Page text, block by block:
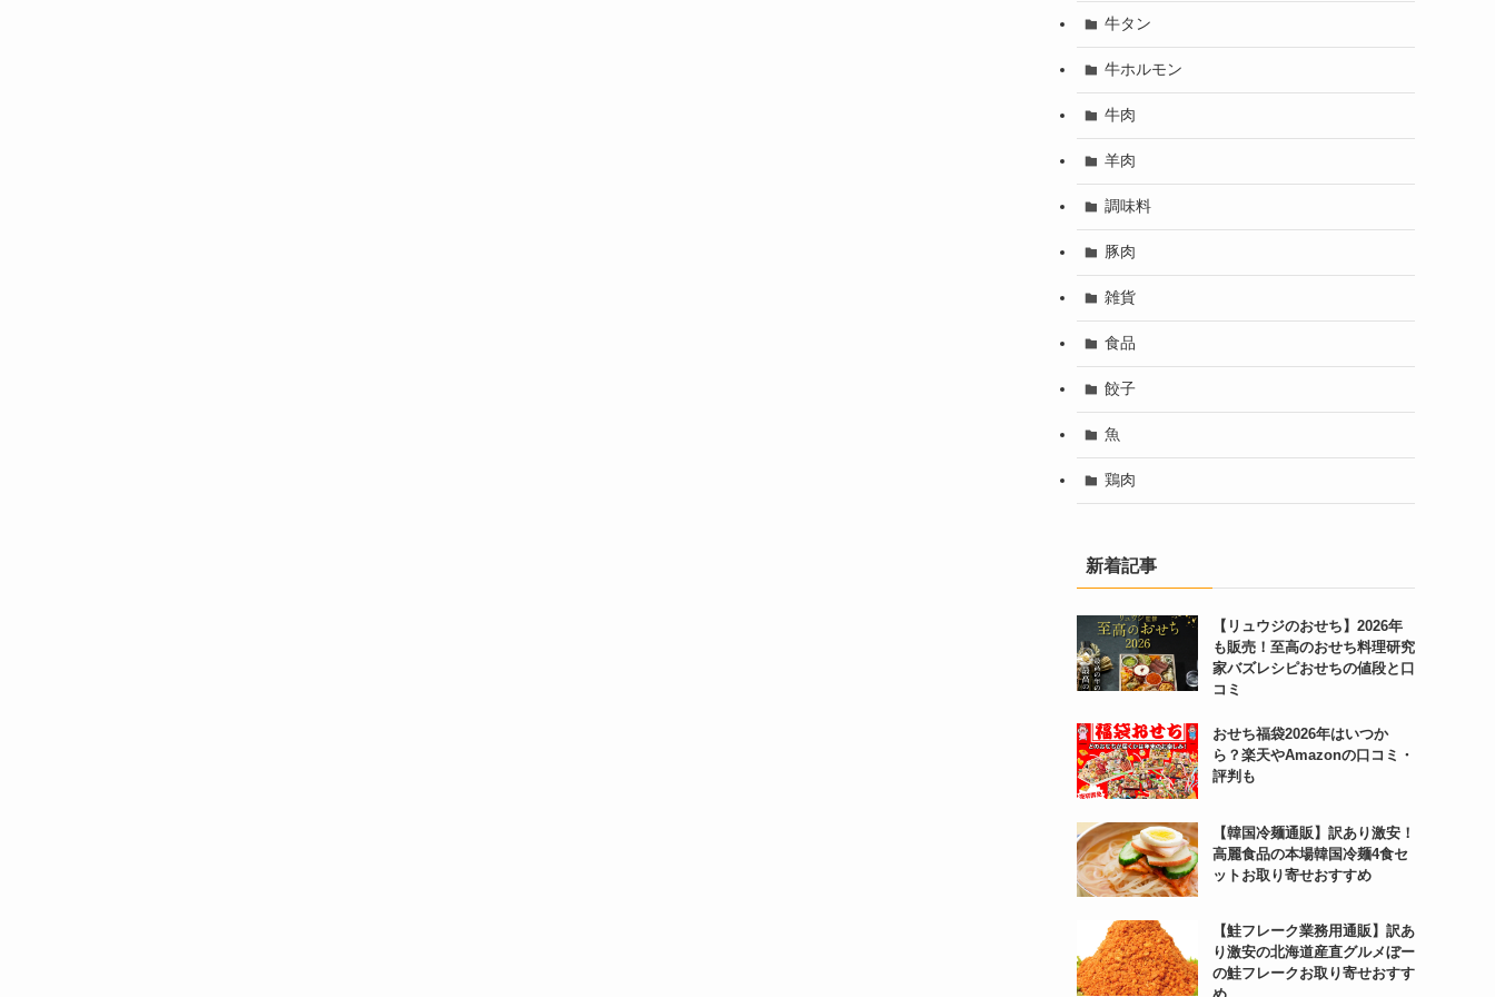
牛タン
牛ホルモン
牛肉
羊肉
調味料
豚肉
雑貨
食品
餃子
魚
鶏肉
新着記事
【リュウジのおせち】2026年
も販売！至高のおせち料理研究
家バズレシピおせちの値段と口
コミ
おせち福袋2026年はいつか
ら？楽天やAmazonの口コミ・
評判も
【韓国冷麺通販】訳あり激安！
高麗食品の本場韓国冷麺4食セ
ットお取り寄せおすすめ
【鮭フレーク業務用通販】訳あ
り激安の北海道産直グルメぼー
の鮭フレークお取り寄せおすす